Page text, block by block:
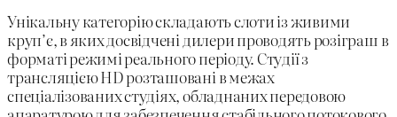
Унікальну категорію складають слоти із живими
крупʼє, в яких досвідчені дилери проводять розіграш в
форматі режимі реального періоду. Студії з
трансляцією HD розташовані в межах
спеціалізованих студіях, обладнаних передовою